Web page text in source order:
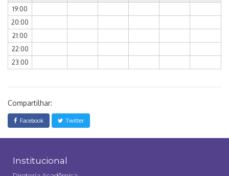
19:00
20:00
21:00
22:00
23:00
Compartilhar:
Facebook Twitter
Institucional